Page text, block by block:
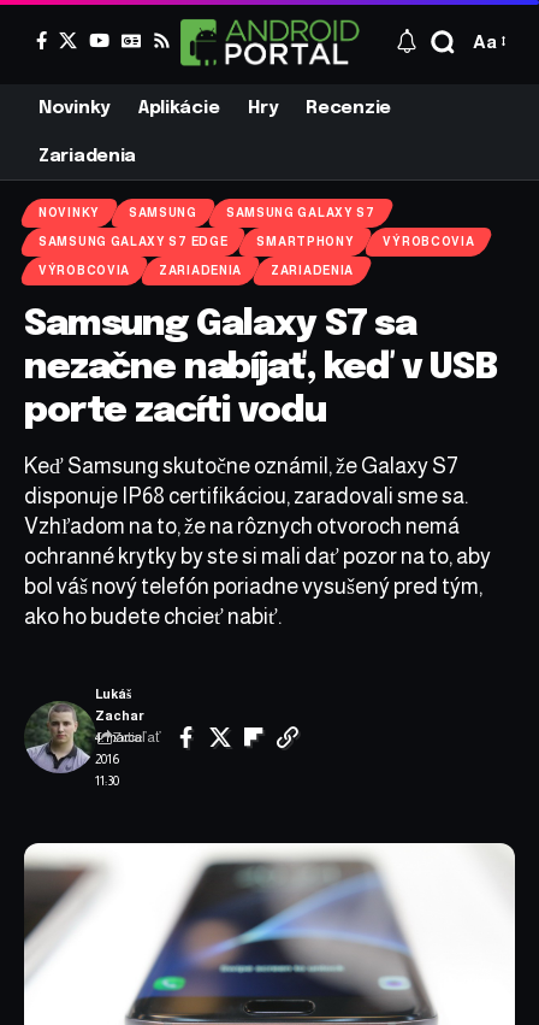
Aa
Novinky Aplikácie Hry Recenzie
Zariadenia
NOVINKY SAMSUNG SAMSUNG GALAXY S7
SAMSUNG GALAXY S7 EDGE SMARTPHONY VÝROBCOVIA
VÝROBCOVIA ZARIADENIA ZARIADENIA
Samsung Galaxy S7 sa
nezačne nabíjať, keď v USB
porte zacíti vodu
Keď Samsung skutočne oznámil, že Galaxy S7
disponuje IP68 certifikáciou, zaradovali sme sa.
Vzhľadom na to, že na rôznych otvoroch nemá
ochranné krytky by ste si mali dať pozor na to, aby
bol váš nový telefón poriadne vysušený pred tým,
ako ho budete chcieť nabiť.
4. marca
2016
11:30
Lukáš
Zachar
Zdieľať